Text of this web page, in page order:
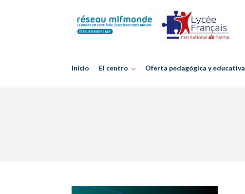
Inicio El centro Oferta pedagógica y educativa